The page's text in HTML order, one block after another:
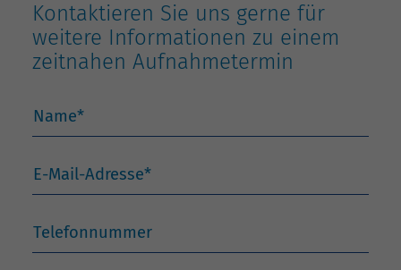
Kontaktieren Sie uns gerne für
weitere Informationen zu einem
zeitnahen Aufnahmetermin
Name*
E-Mail-Adresse*
Telefonnummer